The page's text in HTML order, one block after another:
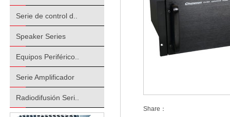
Serie de control d..
Speaker Series
Equipos Periférico..
Serie Amplificador
Radiodifusión Seri..
Share：